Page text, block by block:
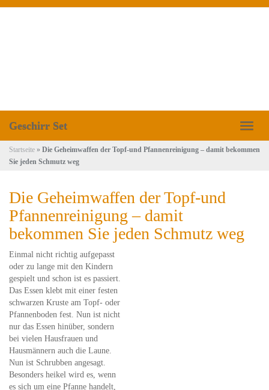
Skip
Toggle
Geschirr Set
Startseite » Die Geheimwaffen der Topf-und Pfannenreinigung – damit bekommen
Sie jeden Schmutz weg
Die Geheimwaffen der Topf-und
Pfannenreinigung – damit
bekommen Sie jeden Schmutz weg
Einmal nicht richtig aufgepasst
oder zu lange mit den Kindern
gespielt und schon ist es passiert.
Das Essen klebt mit einer festen
schwarzen Kruste am Topf- oder
Pfannenboden fest. Nun ist nicht
nur das Essen hinüber, sondern
bei vielen Hausfrauen und
Hausmännern auch die Laune.
Nun ist Schrubben angesagt.
Besonders heikel wird es, wenn
es sich um eine Pfanne handelt,